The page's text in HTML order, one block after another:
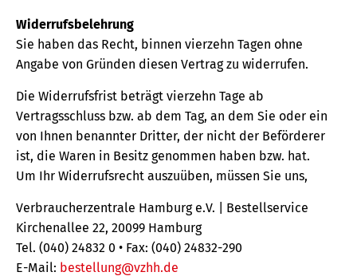
Widerrufsbelehrung
Sie haben das Recht, binnen vierzehn Tagen ohne
Angabe von Gründen diesen Vertrag zu widerrufen.
Die Widerrufsfrist beträgt vierzehn Tage ab
Vertragsschluss bzw. ab dem Tag, an dem Sie oder ein
von Ihnen benannter Dritter, der nicht der Beförderer
ist, die Waren in Besitz genommen haben bzw. hat.
Um Ihr Widerrufsrecht auszuüben, müssen Sie uns,
Verbraucherzentrale Hamburg e.V. | Bestellservice
Kirchenallee 22, 20099 Hamburg
Tel. (040) 24832 0 • Fax: (040) 24832-290
E-Mail: bestellung@vzhh.de